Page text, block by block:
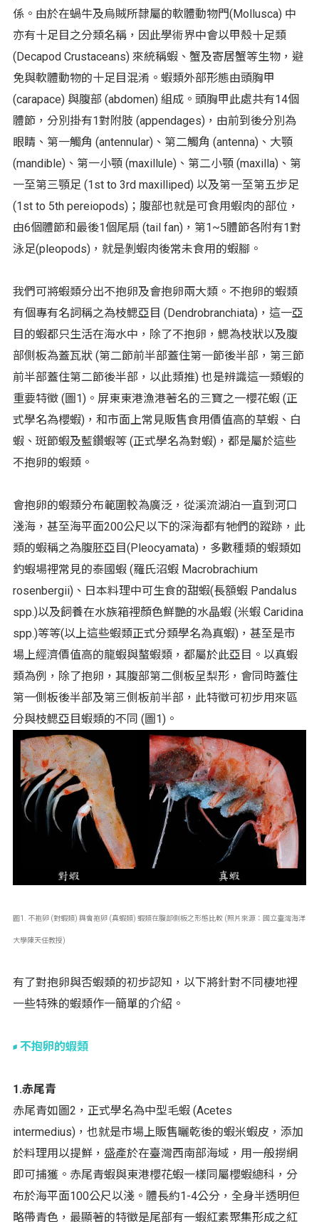
係。由於在蝸牛及烏賊所隸屬的軟體動物門(Mollusca) 中
亦有十足目之分類名稱，因此學術界中會以甲殼十足類
(Decapod Crustaceans) 來統稱蝦、蟹及寄居蟹等生物，避
免與軟體動物的十足目混淆。蝦類外部形態由頭胸甲
(carapace) 與腹部 (abdomen) 組成。頭胸甲此處共有14個
體節，分別掛有1對附肢 (appendages)，由前到後分別為
眼睛、第一觸角 (antennular)、第二觸角 (antenna)、大顎
(mandible)、第一小顎 (maxillule)、第二小顎 (maxilla)、第
一至第三顎足 (1st to 3rd maxilliped) 以及第一至第五步足
(1st to 5th pereiopods)；腹部也就是可食用蝦肉的部位，
由6個體節和最後1個尾扇 (tail fan)，第1~5體節各附有1對
泳足(pleopods)，就是剝蝦肉後常未食用的蝦腳。
我們可將蝦類分出不抱卵及會抱卵兩大類。不抱卵的蝦類
有個專有名詞稱之為枝鰓亞目 (Dendrobranchiata)，這一亞
目的蝦都只生活在海水中，除了不抱卵，鰓為枝狀以及腹
部側板為蓋瓦狀 (第二節前半部蓋住第一節後半部，第三節
前半部蓋住第二節後半部，以此類推) 也是辨識這一類蝦的
重要特徵 (圖1)。屏東東港漁港著名的三寶之一櫻花蝦 (正
式學名為櫻蝦)，和市面上常見販售食用價值高的草蝦、白
蝦、斑節蝦及藍鑽蝦等 (正式學名為對蝦)，都是屬於這些
不抱卵的蝦類。
會抱卵的蝦類分布範圍較為廣泛，從溪流湖泊一直到河口
淺海，甚至海平面200公尺以下的深海都有牠們的蹤跡，此
類的蝦稱之為腹胚亞目(Pleocyamata)，多數種類的蝦類如
釣蝦場裡常見的泰國蝦 (羅氏沼蝦 Macrobrachium
rosenbergii)、日本料理中可生食的甜蝦(長額蝦 Pandalus
spp.)以及飼養在水族箱裡顏色鮮艷的水晶蝦 (米蝦 Caridina
spp.)等等(以上這些蝦類正式分類學名為真蝦)，甚至是市
場上經濟價值高的龍蝦與螯蝦類，都屬於此亞目。以真蝦
類為例，除了抱卵，其腹部第二側板呈梨形，會同時蓋住
第一側板後半部及第三側板前半部，此特徵可初步用來區
分與枝鰓亞目蝦類的不同 (圖1)。
圖1. 不抱卵 (對蝦類) 與會抱卵 (真蝦類) 蝦類在腹部側板之形態比較 (照片來源：國立臺灣海洋
大學陳天任教授)
有了對抱卵與否蝦類的初步認知，以下將針對不同棲地裡
一些特殊的蝦類作一簡單的介紹。
不抱卵的蝦類
1.赤尾青
赤尾青如圖2，正式學名為中型毛蝦 (Acetes
intermedius)，也就是市場上販售曬乾後的蝦米蝦皮，添加
於料理用以提鮮，盛產於在臺灣西南部海域，用一般撈網
即可捕獲。赤尾青蝦與東港櫻花蝦一樣同屬櫻蝦總科，分
布於海平面100公尺以淺。體長約1-4公分，全身半透明但
略帶青色，最顯著的特徵是尾部有一蝦紅素聚集形成之紅